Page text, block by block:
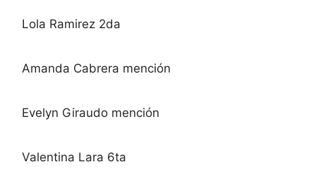
Lola Ramirez 2da
Amanda Cabrera mención
Evelyn Giraudo mención
Valentina Lara 6ta